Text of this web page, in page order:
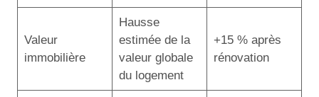
Valeur
immobilière
Hausse
estimée de la
valeur globale
du logement
+15 % après
rénovation